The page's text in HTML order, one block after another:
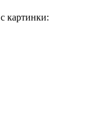
картинки: